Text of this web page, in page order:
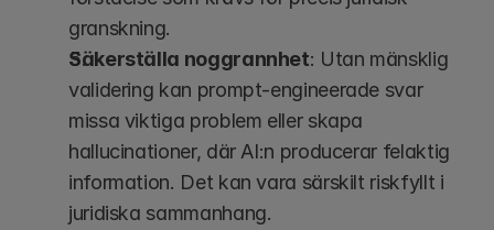
granskning.
Säkerställa noggrannhet: Utan mänsklig
validering kan prompt-engineerade svar
missa viktiga problem eller skapa
hallucinationer, där AI:n producerar felaktig
information. Det kan vara särskilt riskfyllt i
juridiska sammanhang.